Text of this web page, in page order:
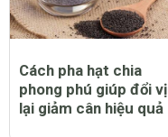
Cách pha hạt chia
phong phú giúp đổi vị
lại giảm cân hiệu quả